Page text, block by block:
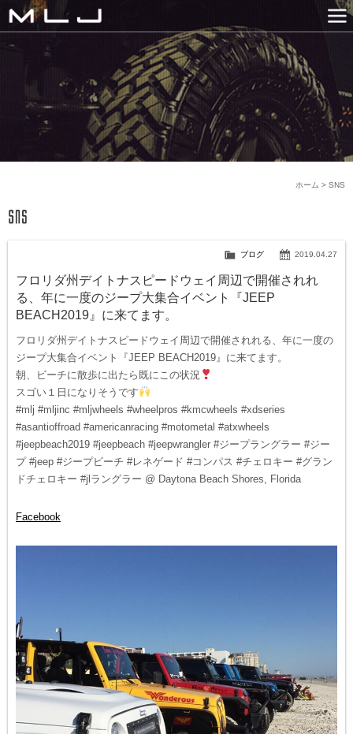
MLJ / Lexani(レクサーニ
GALLERY
SNS
NEWS
COMPANY
HISTORY
CONTACT US
LINK
SNS
ホーム >
2019.04.27
ブログ
フロリダ州デイトナスピードウェイ周辺で開催されれ
る、年に一度のジープ大集合イベント『JEEP
BEACH2019』に来てます。
フロリダ州デイトナスピードウェイ周辺で開催されれる、年に一度の
ジープ大集合イベント『JEEP BEACH2019』に来てます。
朝、ビーチに散歩に出たら既にこの状況
スゴい１日になりそうです
#mlj #mljinc #mljwheels #wheelpros #kmcwheels #xdseries
#asantioffroad #americanracing #motometal #atxwheels
#jeepbeach2019 #jeepbeach #jeepwrangler #ジープラングラー #ジー
プ #jeep #ジープビーチ #レネゲード #コンパス #チェロキー #グラン
ドチェロキー #jlラングラー @ Daytona Beach Shores, Florida
Facebook